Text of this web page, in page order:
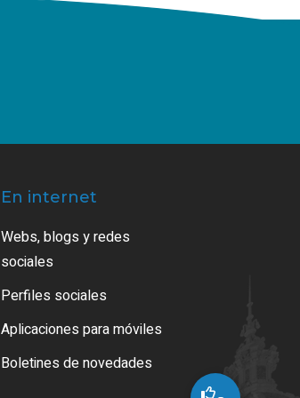
En internet
Webs, blogs y redes
sociales
Perfiles sociales
Aplicaciones para móviles
Boletines de novedades